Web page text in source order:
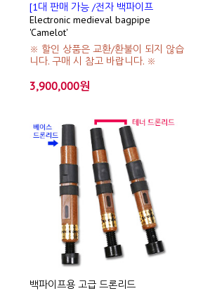
[1대 판매 가능 /전자 백파이프
Electronic medieval bagpipe
'Camelot'
※ 할인 상품은 교환/환불이 되지 않습
니다. 구매 시 참고 바랍니다. ※
3,900,000원
백파이프용 고급 드론리드